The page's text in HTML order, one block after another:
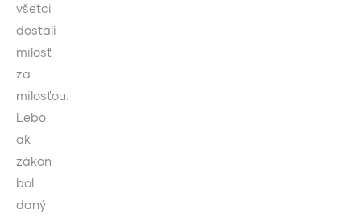
všetci
dostali
milosť
za
milosťou.
Lebo
ak
zákon
bol
daný